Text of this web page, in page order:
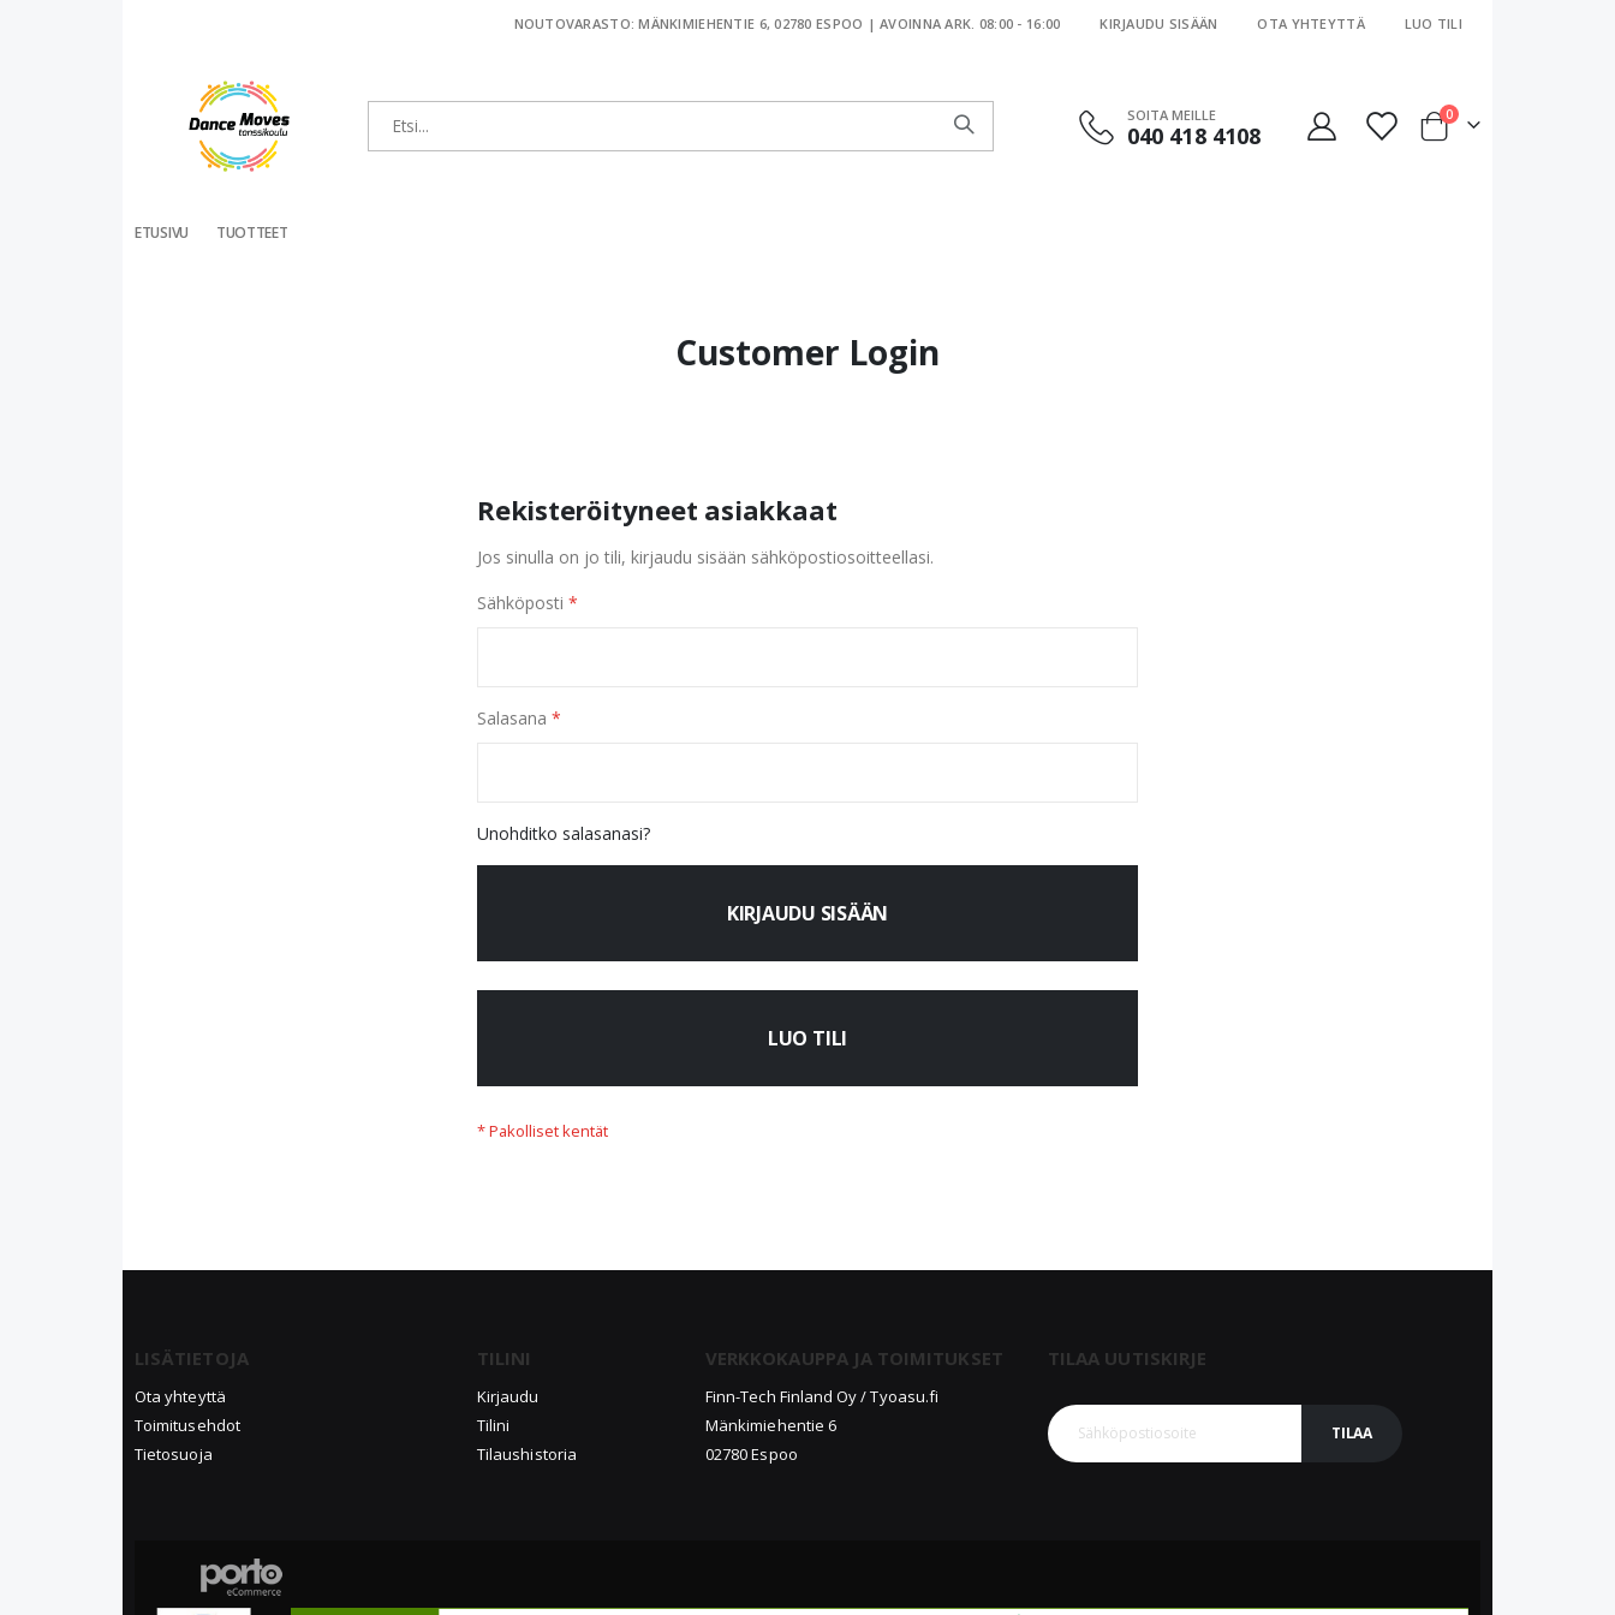
NOUTOVARASTO: MÄNKIMIEHENTIE 6, 02780 ESPOO | AVOINNA ARK. 08:00 - 16:00 KIRJAUDU SISÄÄN OTA YHTEYTTÄ LUO TILI
SOITA MEILLE
040 418 4108 Cart
0tuotteet
ETUSIVU TUOTTEET
Customer Login
Rekisteröityneet asiakkaat
Jos sinulla on jo tili, kirjaudu sisään sähköpostiosoitteellasi.
Sähköposti
Salasana
Unohditko salasanasi?
KIRJAUDU SISÄÄN
LUO TILI
LISÄTIETOJA
Ota yhteyttä
Toimitusehdot
Tietosuoja
TILINI
Kirjaudu
Tilini
Tilaushistoria
VERKKOKAUPPA JA TOIMITUKSET
Finn-Tech Finland Oy / Tyoasu.fi
Mänkimiehentie 6
02780 Espoo
TILAA UUTISKIRJE
TILAA